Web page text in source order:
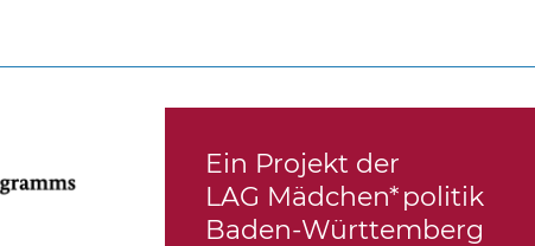
Ein Projekt der
LAG Mädchen*politik
Baden-Württemberg